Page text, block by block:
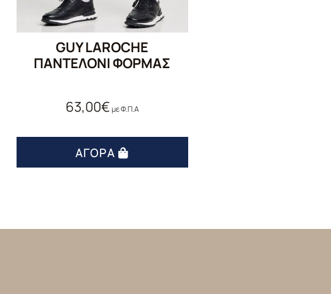
GUY LAROCHE
ΠΑΝΤΕΛΌΝΙ ΦΌΡΜΑΣ
63,00€με Φ.Π.Α
ΑΓΟΡΆ